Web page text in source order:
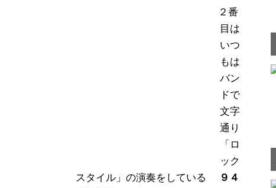
２番
目は
いつ
もは
バン
ドで
文字
通り
「ロ
ック
スタイル」の演奏をしている
９４